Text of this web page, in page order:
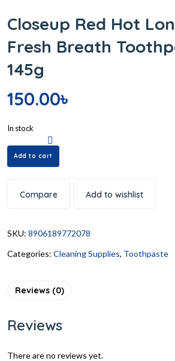
Closeup Red Hot
Fresh Breath
145g
150.00৳
In stock
Add to cart
Compare Add to wishlist
SKU: 8906189772078
Categories: Cleaning Supplies, Toothpaste
Reviews (0)
Reviews
There are no reviews yet.